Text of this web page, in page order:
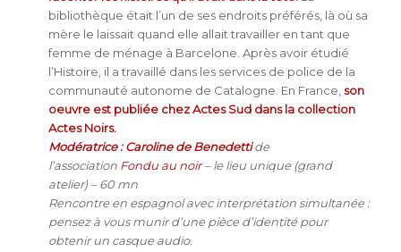
bibliothèque était l’un de ses endroits préférés, là où sa
mère le laissait quand elle allait travailler en tant que
femme de ménage à Barcelone. Après avoir étudié
l’Histoire, il a travaillé dans les services de police de la
communauté autonome de Catalogne. En France, son
oeuvre est publiée chez Actes Sud dans la collection
Actes Noirs.
Modératrice : Caroline de Benedettide
l’association Fondu au noir– lelieu unique (grand
atelier) – 60 mn
Rencontre en espagnol avec interprétation simultanée :
pensez à vous munir d’une pièce d’identité pour
obtenir un casque audio.